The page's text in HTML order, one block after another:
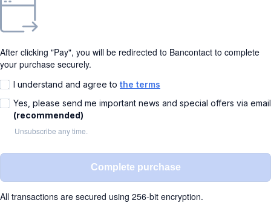
After clicking "Pay", you will be redirected to Bancontact to complete
your purchase securely.
I understand and agree to the terms
Yes, please send me important news and special offers via email
(recommended)
Unsubscribe any time.
Complete purchase
All transactions are secured using 256-bit encryption.